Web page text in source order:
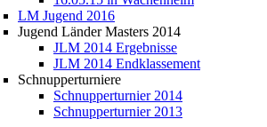
LM Jugend 2016
Jugend Länder Masters 2014
JLM 2014 Ergebnisse
JLM 2014 Endklassement
Schnupperturniere
Schnupperturnier 2014
Schnupperturnier 2013